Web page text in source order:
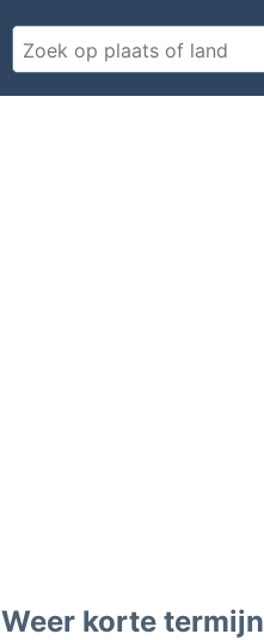
Weer korte termijn